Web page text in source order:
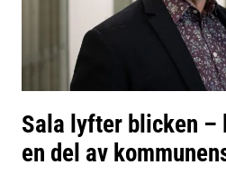
Sala lyfter blicken
en del av